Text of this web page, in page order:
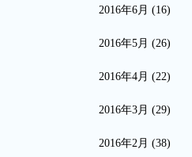
2016年6月 (16)
2016年5月 (26)
2016年4月 (22)
2016年3月 (29)
2016年2月 (38)